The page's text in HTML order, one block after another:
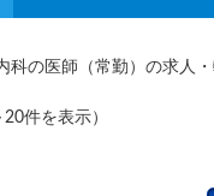
科の医師（常勤）の求人
20件を表示）